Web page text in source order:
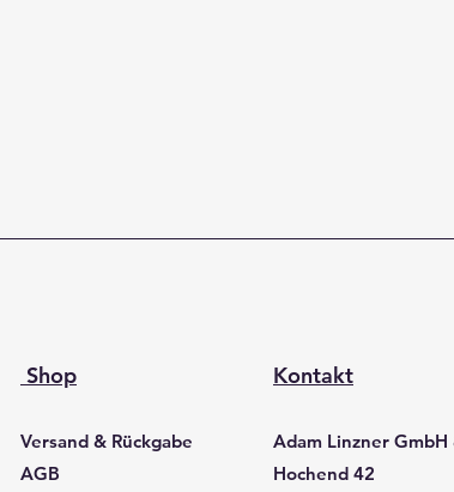
Shop
Versand & Rückgabe
AGB
Kontakt
Adam Linzner GmbH
Hochend 42